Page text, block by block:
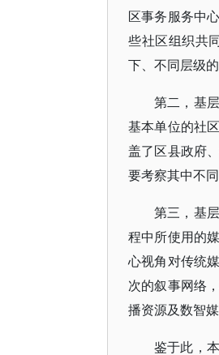
区事务服务中
些社区组织共
下、不同层级
第二，基
基本单位的社
盖了区县政府
要考察其中不
第三，基
程中所使用的
心视角对传统
次的叙事网络
播资源及数智
鉴于此，